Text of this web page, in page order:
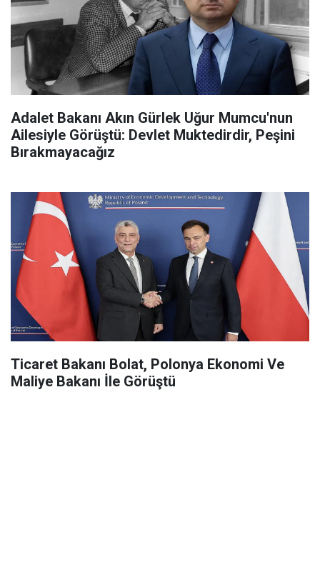
Adalet Bakanı Akın Gürlek Uğur Mumcu'nun
Ailesiyle Görüştü: Devlet Muktedirdir, Peşini
Bırakmayacağız
Ticaret Bakanı Bolat, Polonya Ekonomi Ve
Maliye Bakanı İle Görüştü